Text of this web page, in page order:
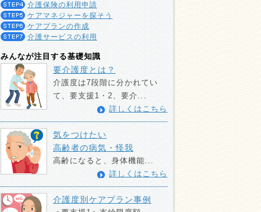
介護保険の利用申請
ケアマネジャーを探そう
ケアプランの作成
介護サービスの利用
みんなが注目する基礎知識
要介護度とは？
介護度は7段階に分かれてい
て、要支援1・2、要介...
詳しくはこちら
気をつけたい
高齢者の病気・怪我
高齢になると、身体機能...
詳しくはこちら
介護度別ケアプラン事例